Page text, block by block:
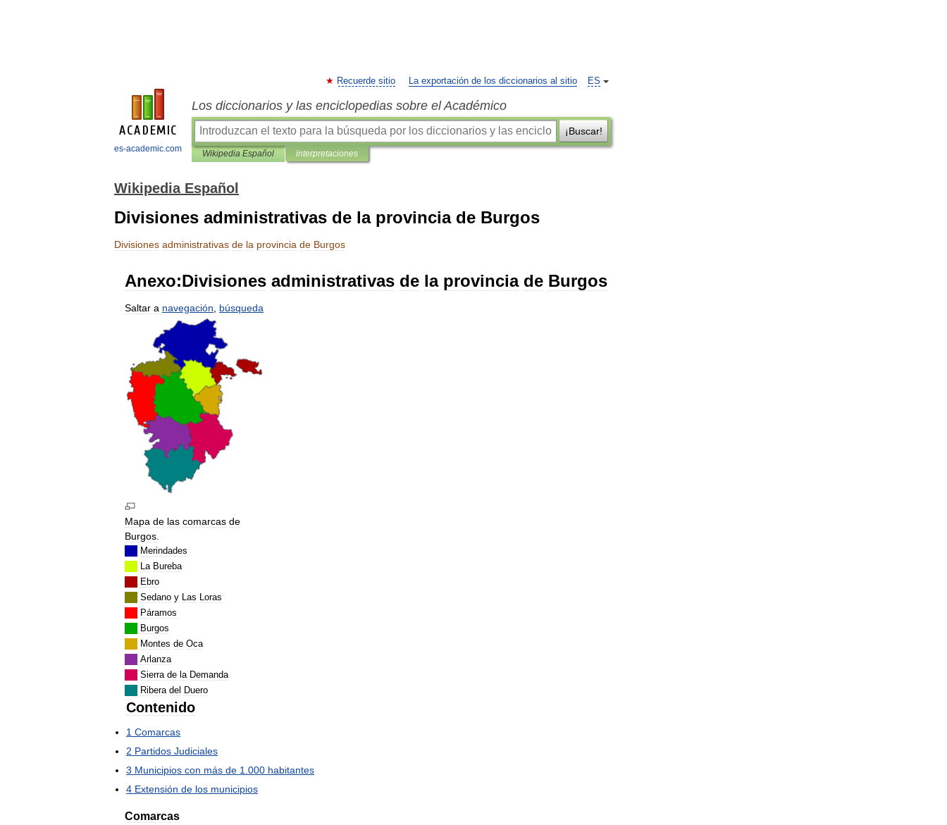
es-academic.com
ES
Recuerde sitio La exportación de los diccionarios al sitio
Los diccionarios y las enciclopedias sobre el Académico
¡Buscar!
Wikipedia Español interpretaciones
Wikipedia Español
Divisiones administrativas de la provincia de Burgos
Divisiones administrativas de la provincia de Burgos
Anexo:Divisiones administrativas de la provincia de Burgos
Saltar a navegación búsqueda
Mapa de las comarcas de
Burgos.
Merindades
La Bureba
Ebro
Sedano y Las Loras
Páramos
Burgos
Montes de Oca
Arlanza
Sierra de la Demanda
Ribera del Duero
Contenido
1 Comarcas
2 Partidos Judiciales
3 Municipios con más de 1.000 habitantes
4 Extensión de los municipios
Comarcas